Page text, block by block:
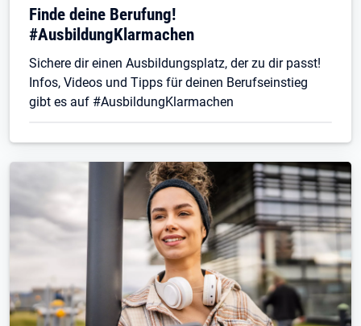
Finde deine Berufung!
#AusbildungKlarmachen
Sichere dir einen Ausbildungsplatz, der zu dir passt!
Infos, Videos und Tipps für deinen Berufseinstieg
gibt es auf #AusbildungKlarmachen